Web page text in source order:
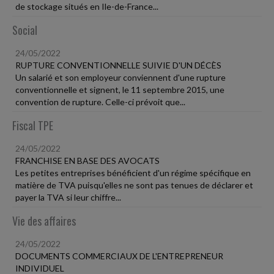
de stockage situés en Ile-de-France...
Social
24/05/2022
RUPTURE CONVENTIONNELLE SUIVIE D'UN DÉCÈS
Un salarié et son employeur conviennent d'une rupture
conventionnelle et signent, le 11 septembre 2015, une
convention de rupture. Celle-ci prévoit que...
Fiscal TPE
24/05/2022
FRANCHISE EN BASE DES AVOCATS
Les petites entreprises bénéficient d'un régime spécifique en
matière de TVA puisqu'elles ne sont pas tenues de déclarer et
payer la TVA si leur chiffre...
Vie des affaires
24/05/2022
DOCUMENTS COMMERCIAUX DE L'ENTREPRENEUR
INDIVIDUEL